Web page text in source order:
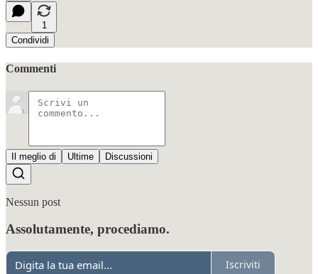
1
Condividi
Commenti
Il meglio di Ultime Discussioni
Nessun post
Assolutamente, procediamo.
Iscriviti